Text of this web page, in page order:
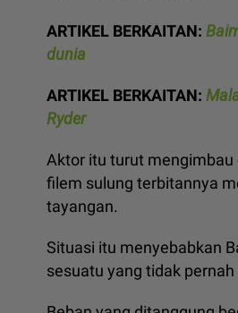
ARTIKEL BERKAITAN:
dunia
ARTIKEL BERKAITAN:
Ryder
Aktor itu turut
filem sulung terbitannya
tayangan.
Situasi itu menyebabkan
sesuatu yang tidak pernah